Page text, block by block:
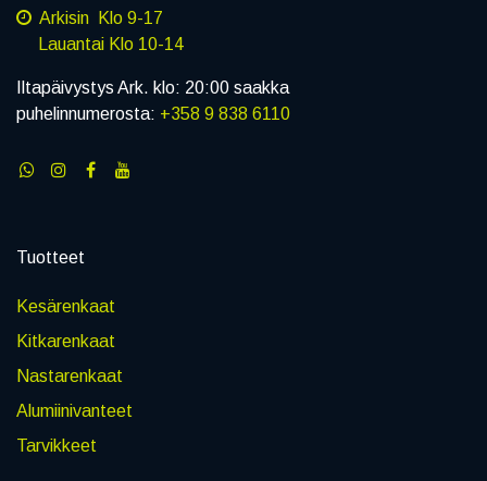
Arkisin Klo 9-17
Lauantai Klo 10-14
Iltapäivystys Ark. klo: 20:00 saakka
puhelinnumerosta: +358 9 838 6110
Tuotteet
Kesärenkaat
Kitkarenkaat
Nastarenkaat
Alumiinivanteet
Tarvikkeet